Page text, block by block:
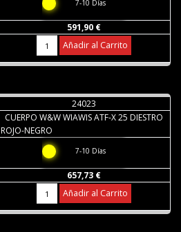
7-10 Días
591,90 €
Añadir al Carrito
24023
CUERPO W&W WIAWIS ATF-X 25 DIESTRO
ROJO-NEGRO
7-10 Días
657,73 €
Añadir al Carrito